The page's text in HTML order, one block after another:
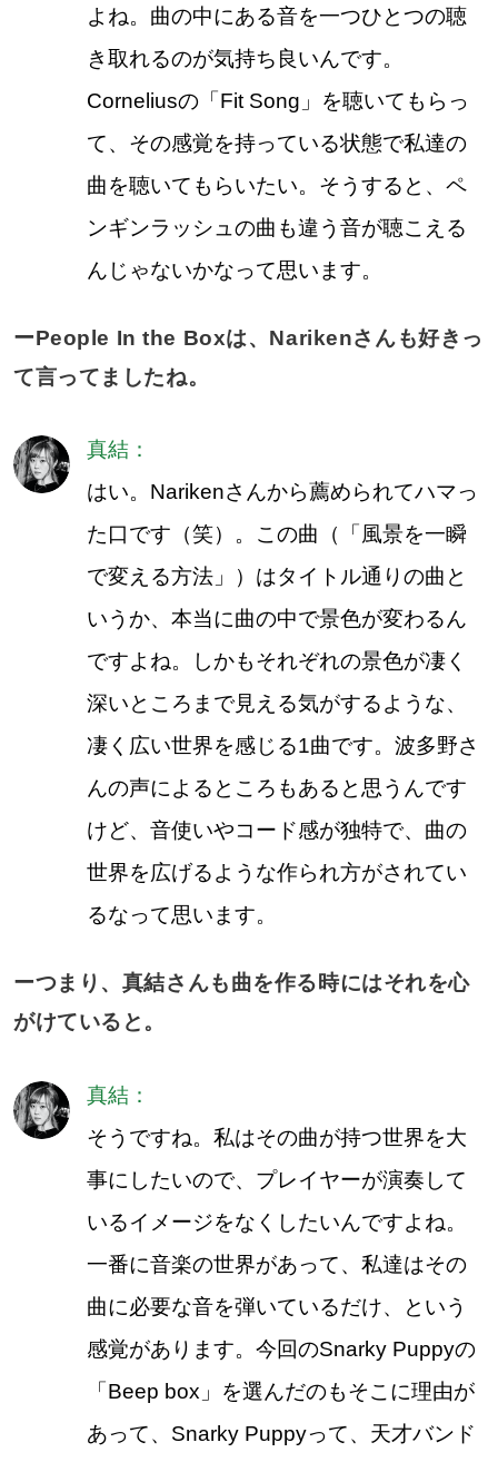
よね。曲の中にある音を一つひとつの聴
き取れるのが気持ち良いんです。
Corneliusの「Fit Song」を聴いてもらっ
て、その感覚を持っている状態で私達の
曲を聴いてもらいたい。そうすると、ペ
ンギンラッシュの曲も違う音が聴こえる
んじゃないかなって思います。
ーPeople In the Boxは、Narikenさんも好きっ
て言ってましたね。
真結：
はい。Narikenさんから薦められてハマっ
た口です（笑）。この曲（「風景を一瞬
で変える方法」）はタイトル通りの曲と
いうか、本当に曲の中で景色が変わるん
ですよね。しかもそれぞれの景色が凄く
深いところまで見える気がするような、
凄く広い世界を感じる1曲です。波多野さ
んの声によるところもあると思うんです
けど、音使いやコード感が独特で、曲の
世界を広げるような作られ方がされてい
るなって思います。
ーつまり、真結さんも曲を作る時にはそれを心
がけていると。
真結：
そうですね。私はその曲が持つ世界を大
事にしたいので、プレイヤーが演奏して
いるイメージをなくしたいんですよね。
一番に音楽の世界があって、私達はその
曲に必要な音を弾いているだけ、という
感覚があります。今回のSnarky Puppyの
「Beep box」を選んだのもそこに理由が
あって、Snarky Puppyって、天才バンド